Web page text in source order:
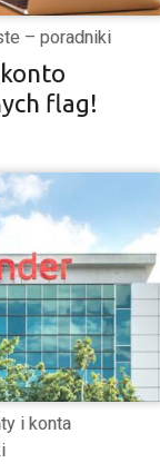
– poradniki
flag!
i konta